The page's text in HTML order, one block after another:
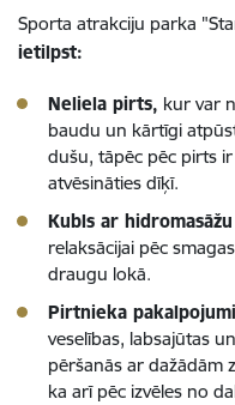
Sporta atrakciju parka
ietilpst:
Neliela pirts, kur var
baudu un kārtīgi
dušu, tāpēc pēc pirts
atvēsināties dīķī.
Kubls ar
relaksācijai pēc
draugu lokā.
Pirtnieka
veselības, labsajūtas
pēršanās ar dažādām
ka arī pēc izvēles no